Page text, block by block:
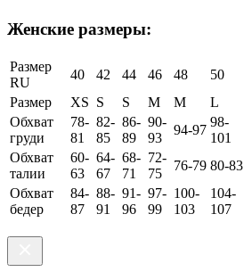
Женские размеры:
Размер
RU
40 42 44 46 48 50
Размер
XS S S M M L
Обхват
груди
78-
81
82-
85
86-
89
90-
93
94-97
98-
101
Обхват
талии
60-
63
64-
67
68-
71
72-
75
76-79 80-83
Обхват
бедер
84-
87
88-
91
91-
96
97-
99
100-
103
104-
107